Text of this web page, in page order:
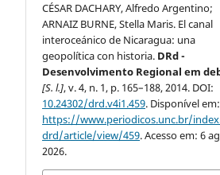
CÉSAR DACHARY, Alfredo Argentino;
ARNAIZ BURNE, Stella Maris. El canal
interoceánico de Nicaragua: una
geopolítica con historia. DRd -
Desenvolvimento Regional em
[S. l.], v. 4, n. 1, p. 165–188, 2014. DOI:
10.24302/drd.v4i1.459. Disponível em:
https://www.periodicos.unc.br/
drd/article/view/459. Acesso em: 6
2026.